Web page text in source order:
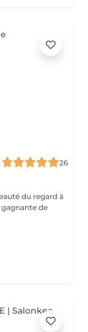
26
de